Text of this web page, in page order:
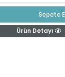
Sepete
Ürün Detayı